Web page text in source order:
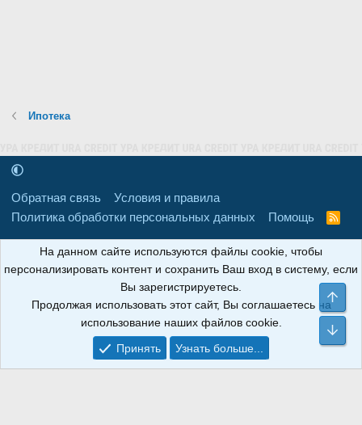
Ипотека
Обратная связь
Условия и правила
Политика обработки персональных данных
Помощь
R
Свидетельство о регистрации товарного знака № 665857 от
06.08.2018 г. Сайт не является СМИ. Сделано вРунетЛаб – Сайты и
АНОИНФО; ОГРН: 1247700801700; ИНН/КПП:
9709119500/320001001; Юридический адрес: 241030, Брянская
область, г. Брянск, ул. Мира, д. 96, ком. 124
На данном сайте используются файлы cookie, чтобы
персонализировать контент и сохранить Ваш вход в систему, если
Вы зарегистрируетесь.
Продолжая использовать этот сайт, Вы соглашаетесь на
использование наших файлов cookie.
Принять
Узнать больше...